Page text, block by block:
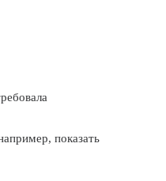
показать